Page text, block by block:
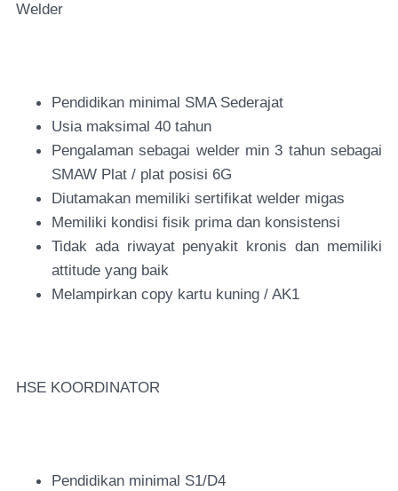
Welder
Pendidikan minimal SMA Sederajat
Usia maksimal 40 tahun
Pengalaman sebagai welder min 3 tahun sebagai
SMAW Plat / plat posisi 6G
Diutamakan memiliki sertifikat welder migas
Memiliki kondisi fisik prima dan konsistensi
Tidak ada riwayat penyakit kronis dan memiliki
attitude yang baik
Melampirkan copy kartu kuning / AK1
HSE KOORDINATOR
Pendidikan minimal S1/D4